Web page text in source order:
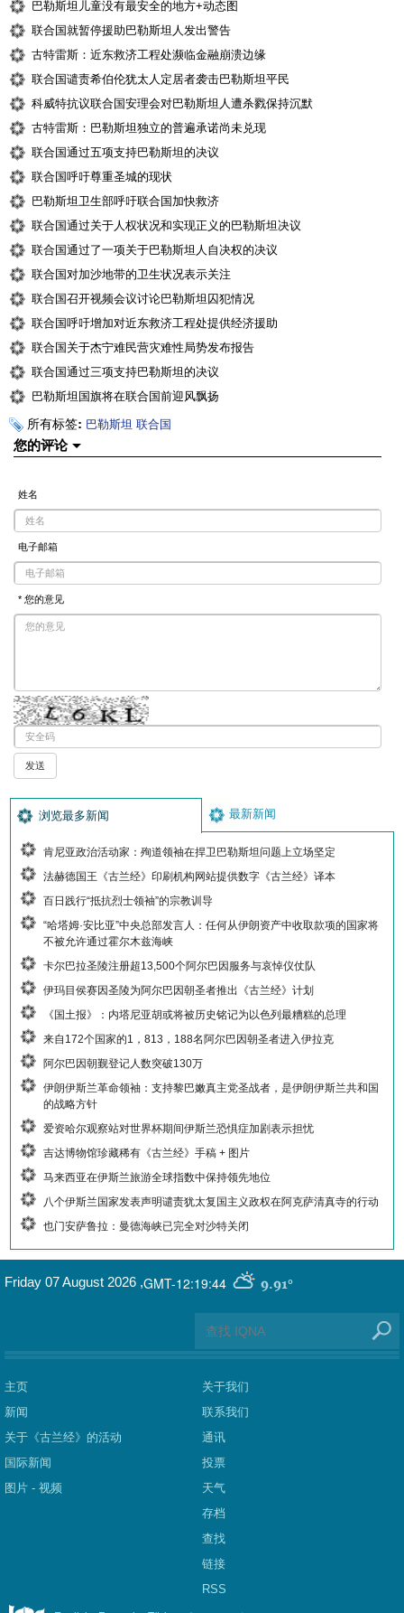
巴勒斯坦儿童没有最安全的地方+动态图
联合国就暂停援助巴勒斯坦人发出警告
古特雷斯：近东救济工程处濒临金融崩溃边缘
联合国谴责希伯伦犹太人定居者袭击巴勒斯坦平民
科威特抗议联合国安理会对巴勒斯坦人遭杀戮保持沉默
古特雷斯：巴勒斯坦独立的普遍承诺尚未兑现
联合国通过五项支持巴勒斯坦的决议
联合国呼吁尊重圣城的现状
巴勒斯坦卫生部呼吁联合国加快救济
联合国通过关于人权状况和实现正义的巴勒斯坦决议
联合国通过了一项关于巴勒斯坦人自决权的决议
联合国对加沙地带的卫生状况表示关注
联合国召开视频会议讨论巴勒斯坦囚犯情况
联合国呼吁增加对近东救济工程处提供经济援助
联合国关于杰宁难民营灾难性局势发布报告
联合国通过三项支持巴勒斯坦的决议
巴勒斯坦国旗将在联合国前迎风飘扬
所有标签: 巴勒斯坦 联合国
您的评论
姓名
电子邮箱
* 您的意见
浏览最多新闻 最新新闻
肯尼亚政治活动家：殉道领袖在捍卫巴勒斯坦问题上立场坚定
法赫德国王《古兰经》印刷机构网站提供数字《古兰经》译本
百日践行“抵抗烈士领袖”的宗教训导
“哈塔姆·安比亚”中央总部发言人：任何从伊朗资产中收取款项的国家将
不被允许通过霍尔木兹海峡
卡尔巴拉圣陵注册超13,500个阿尔巴因服务与哀悼仪仗队
伊玛目侯赛因圣陵为阿尔巴因朝圣者推出《古兰经》计划
《国土报》：内塔尼亚胡或将被历史铭记为以色列最糟糕的总理
来自172个国家的1，813，188名阿尔巴因朝圣者进入伊拉克
阿尔巴因朝觐登记人数突破130万
伊朗伊斯兰革命领袖：支持黎巴嫩真主党圣战者，是伊朗伊斯兰共和国
的战略方针
爱资哈尔观察站对世界杯期间伊斯兰恐惧症加剧表示担忧
吉达博物馆珍藏稀有《古兰经》手稿 + 图片
马来西亚在伊斯兰旅游全球指数中保持领先地位
八个伊斯兰国家发表声明谴责犹太复国主义政权在阿克萨清真寺的行动
也门安萨鲁拉：曼德海峡已完全对沙特关闭
GMT-12:19:44 9.91°
Friday 07 August 2026 ,
主页
新闻
关于《古兰经》的活动
国际新闻
图片 - 视频
关于我们
联系我们
通讯
投票
天气
存档
查找
链接
RSS